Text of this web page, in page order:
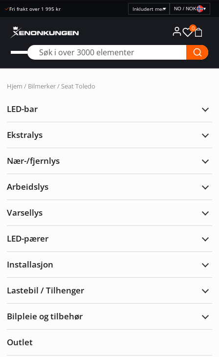
Fri frakt over 1 995 kr
Velg
NO / NOK ▾
0
Hjem / Bilmerker / Seat Toledo
LED-bar
Utvid
Ekstralys
Utvid
Nær-/fjernlys
Utvid
Arbeidslys
Utvid
Varsellys
Utvid
LED-pærer
Utvid
Installasjon
Utvid
Lastebil / Tilhenger
Utvid
Bilpleie og tilbehør
Utvid
Outlet